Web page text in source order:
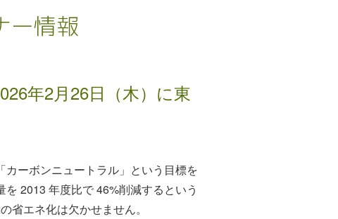
ー情報
年2月26日（木）に東
ーボンニュートラル」という目標を
2013 年度比で 46%削減するという
省エネ化は欠かせません。